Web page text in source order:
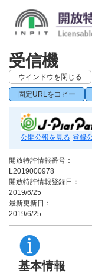
受信機
ウインドウを閉じる
固定URLをコピー
公開公報を見る 登録
開放特許情報番号：
L2019000978
開放特許情報登録日：
2019/6/25
最新更新日：
2019/6/25
基本情報